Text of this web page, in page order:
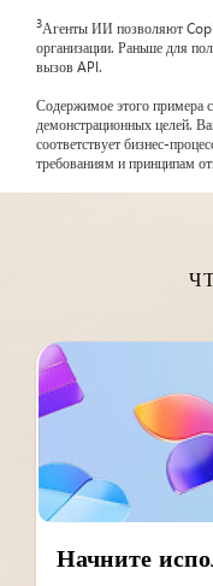
3Агенты ИИ позволяют
организации. Раньше для
вызов API.
Содержимое этого примера
демонстрационных целей.
соответствует бизнес-
требованиям и принципам
Начните